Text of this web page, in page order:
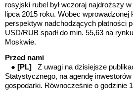
rosyjski rubel był wczoraj najdroższy
lipca 2015 roku. Wobec wprowadzonej
perspektyw nadchodzących płatności
USD/RUB spadł do min. 55,63 na
Moskwie.
Przed nami
● [PL] Z uwagi na dzisiejsze
Statystycznego, na agendę
gospodarki. Równocześnie o godzinie